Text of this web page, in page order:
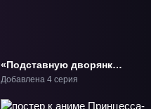
«Подставную дворянку
спасла любовь
принца» ТВ-1
Добавлена 4 серия